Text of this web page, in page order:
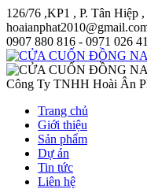
126/76 ,KP1 , P. Tân Hiệp
0907 880 816 - 0971 026
Công Ty TNHH Hoài Ân
Trang chủ
Giới thiệu
Sản phẩm
Dự án
Tin tức
Liên hệ